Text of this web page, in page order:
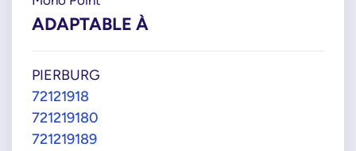
ADAPTABLE À
PIERBURG
72121918
721219180
721219189